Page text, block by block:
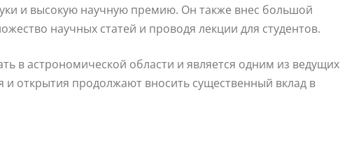
и высокую научную премию. Он также внес большой
научных статей и проводя лекции для студентов.
в астрономической области и является одним из ведущих
и открытия продолжают вносить существенный вклад в